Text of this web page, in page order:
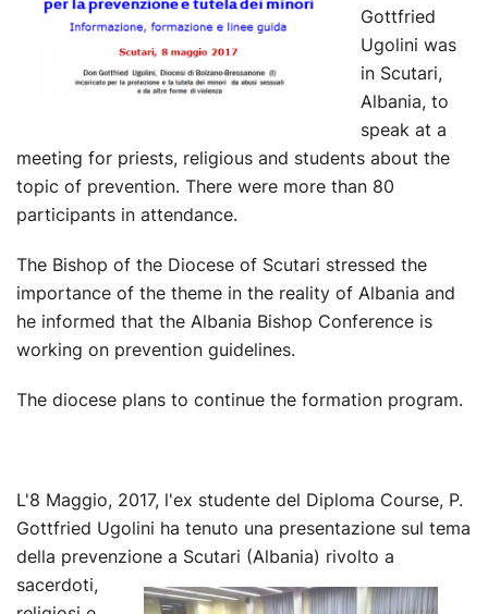
Gottfried
Ugolini was
in Scutari,
Albania, to
speak at a
meeting for priests, religious and students about the
topic of prevention. There were more than 80
participants in attendance.
The Bishop of the Diocese of Scutari stressed the
importance of the theme in the reality of Albania and
he informed that the Albania Bishop Conference is
working on prevention guidelines.
The diocese plans to continue the formation program.
L'8 Maggio, 2017, l'ex studente del Diploma Course, P.
Gottfried Ugolini ha tenuto una presentazione sul tema
della prevenzione a Scutari (Albania) rivolto a
sacerdoti,